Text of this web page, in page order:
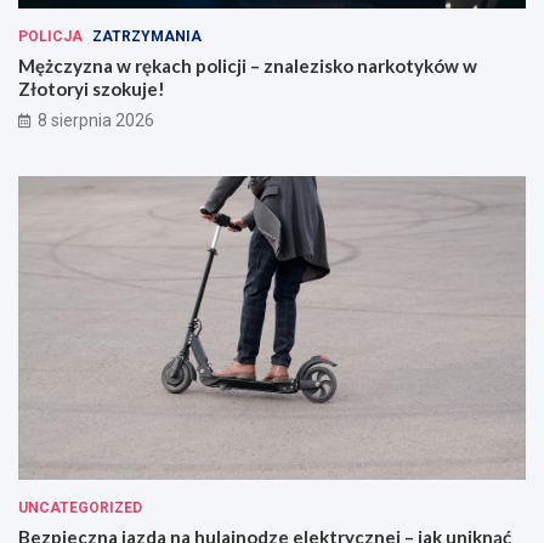
POLICJA ZATRZYMANIA
Mężczyzna w rękach policji – znalezisko narkotyków w
Złotoryi szokuje!
8 sierpnia 2026
UNCATEGORIZED
Bezpieczna jazda na hulajnodze elektrycznej – jak uniknąć